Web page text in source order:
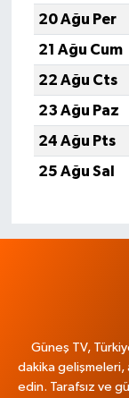
20 Ağu Per
21 Ağu Cum
22 Ağu Cts
23 Ağu Paz
24 Ağu Pts
25 Ağu Sal
Güneş TV,
dakika
edin. Tarafsız ve